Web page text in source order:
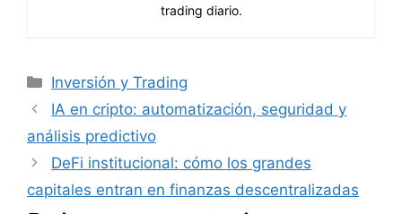
trading diario.
Categorías
Inversión y Trading
IA en cripto: automatización, seguridad y
análisis predictivo
DeFi institucional: cómo los grandes
capitales entran en finanzas descentralizadas